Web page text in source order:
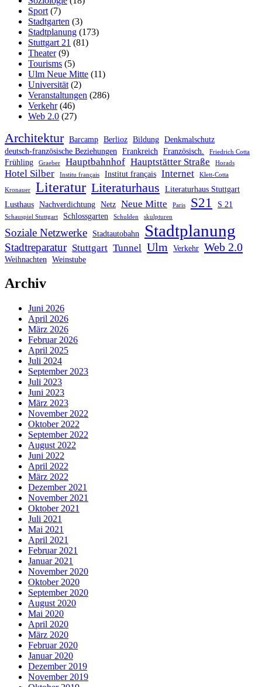
Sport (7)
Stadtgarten (3)
Stadtplanung (173)
Stuttgart 21 (81)
Theater(9)
Tourisms (5)
Ulm Neue Mitte (11)
Universität (2)
Veranstaltungen (286)
Verkehr(46)
Web 2.0 (27)
Architektur Barcamp Berlioz Bildung Denkmalschutz
deutsch-französische Beziehungen
Frankreich Französisch. Friedrich Cotta
Frühling Graeber Hauptbahnhof Hauptstätter Straße Horads
Hotel Silber Institu français Institut français Internet Klett-Cotta
Kronauer Literatur Literaturhaus
Literaturhaus Stuttgart
Lusthaus Nachverdichtung Netz Neue Mitte Paris S21 S 21
Schauspiel Stuttgart Schlossgarten Schulden skulpturen
Soziale Netzwerke Stadtautobahn Stadtplanung
Stadtreparatur Stuttgart Tunnel Ulm Verkehr Web 2.0
Weihnachten Weinstube
Archiv
Juni 2026
April 2026
März 2026
Februar 2026
April 2025
Juli 2024
September 2023
Juli 2023
Juni 2023
März 2023
November 2022
Oktober 2022
September 2022
August 2022
Juni 2022
April 2022
März 2022
Dezember 2021
November 2021
Oktober 2021
Juli 2021
Mai 2021
April 2021
Februar 2021
Januar 2021
November 2020
Oktober 2020
September 2020
August 2020
Mai 2020
April 2020
März 2020
Februar 2020
Januar 2020
Dezember 2019
November 2019